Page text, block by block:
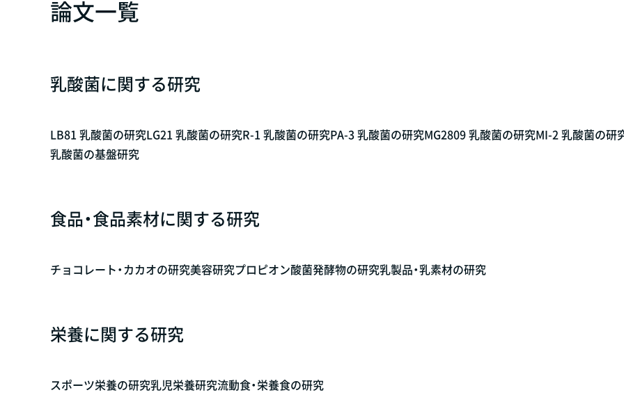
論文一覧
乳酸菌に関する研究
LB81 乳酸菌の研究LG21 乳酸菌の研究R-1 乳酸菌の研究PA-3 乳酸菌の研究MG2809 乳酸菌の研究MI-2 乳酸菌の研
乳酸菌の基盤研究
食品・食品素材に関する研究
チョコレート・カカオの研究美容研究プロピオン酸菌発酵物の研究乳製品・乳素材の研究
栄養に関する研究
スポーツ栄養の研究乳児栄養研究流動食・栄養食の研究